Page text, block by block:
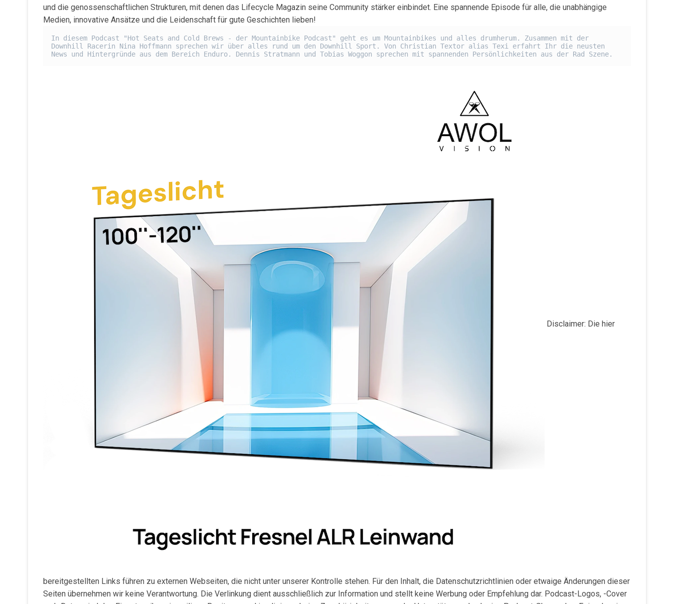
und die genossenschaftlichen Strukturen, mit denen das Lifecycle Magazin seine Community stärker einbindet. Eine spannende Episode für alle, die unabhängige
Medien, innovative Ansätze und die Leidenschaft für gute Geschichten lieben!
In diesem Podcast "Hot Seats and Cold Brews - der Mountainbike Podcast" geht es um Mountainbikes und alles drumherum. Zusammen mit der
Downhill Racerin Nina Hoffmann sprechen wir über alles rund um den Downhill Sport. Von Christian Textor alias Texi erfahrt Ihr die neusten
Disclaimer: Die hier
bereitgestellten Links führen zu externen Webseiten, die nicht unter unserer Kontrolle stehen. Für den Inhalt, die Datenschutzrichtlinien oder etwaige Änderungen dieser
Seiten übernehmen wir keine Verantwortung. Die Verlinkung dient ausschließlich zur Information und stellt keine Werbung oder Empfehlung dar. Podcast-Logos, -Cover